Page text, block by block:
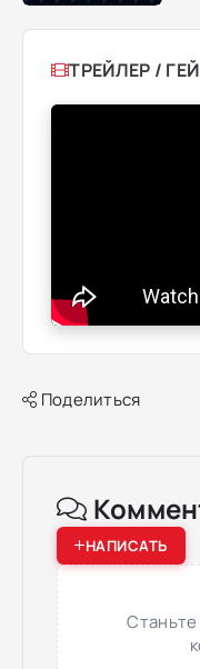
ТРЕЙЛЕР /
Поделиться
НАПИСАТЬ